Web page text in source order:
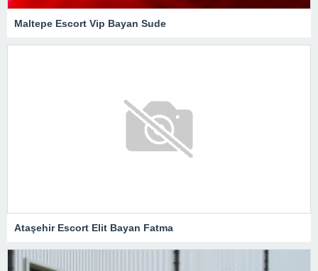
Maltepe Escort Vip Bayan Sude
Ataşehir Escort Elit Bayan Fatma